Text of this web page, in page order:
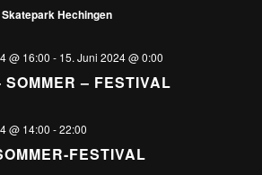
Hechingen
@ 16:00 - 15. Juni 2024 @ 0:00
SOMMER – FESTIVAL
@ 14:00 -22:00
FESTIVAL